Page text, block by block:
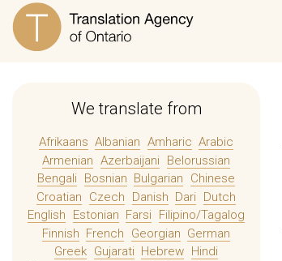
We translate from
Afrikaans Albanian Amharic Arabic
Armenian Azerbaijani
Belorussian
Bengali
Bosnian Bulgarian
Chinese
Croatian
Czech Danish Dari
Dutch
English
Estonian Farsi
Filipino/Tagalog
Finnish French Georgian German
Greek Gujarati Hebrew Hindi